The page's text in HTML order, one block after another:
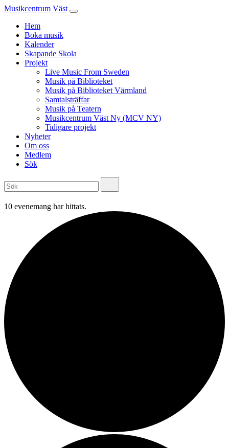
Musikcentrum Väst
Hem
Boka musik
Kalender
Skapande Skola
Projekt
Live Music From Sweden
Musik på Biblioteket
Musik på Biblioteket Värmland
Samtalsträffar
Musik på Teatern
Musikcentrum Väst Ny (MCV NY)
Tidigare projekt
Nyheter
Om oss
Medlem
Sök
10 evenemang har hittats.